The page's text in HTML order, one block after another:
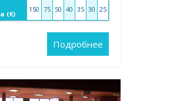
(€)
150 75 50 40 35 30 25
Подробнее